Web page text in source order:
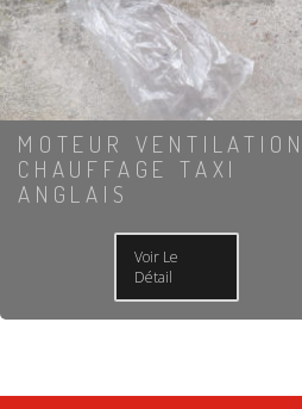
MOTEUR VENTILATION
CHAUFFAGE TAXI
ANGLAIS
Voir Le
Détail